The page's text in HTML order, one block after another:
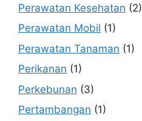
Perawatan Kesehatan (2)
Perawatan Mobil (1)
Perawatan Tanaman (1)
Perikanan (1)
Perkebunan (3)
Pertambangan (1)